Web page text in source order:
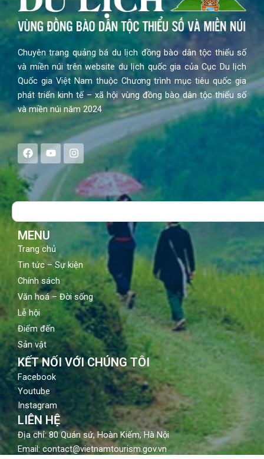
Chuyên trang quảng bá du lịch đồng bào dân tộc thiểu số
và miền núi trên website du lịch quốc gia của Cục Du lịch
Quốc gia Việt Nam thuộc Chương trình mục tiêu quốc gia
phát triển kinh tế – xã hội vùng đồng bào dân tộc thiểu số
và miền núi năm 2024
F
a
c
e
b
o
Y
o
u
t
u
b
I
n
s
a
g
Search
MENU
Trang chủ
Tin tức – Sự kiện
Chính sách
Văn hoá – Đời sống
Lễ hội
Điểm đến
Sản vật
KẾT NỐI VỚI CHÚNG TÔI
Facebook
Youtube
Instagram
LIÊN HỆ
Địa chỉ: 80 Quán sứ, Hoàn Kiếm, Hà Nội
Email: contact@vietnamtourism.gov.vn